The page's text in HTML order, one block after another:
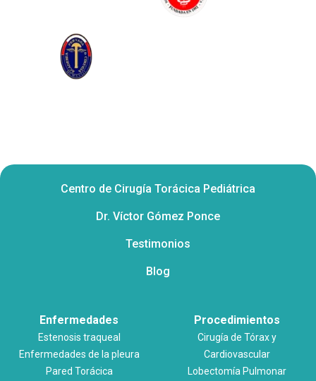
Centro de Cirugía Torácica Pediátrica
Dr. Víctor Gómez Ponce
Testimonios
Blog
Enfermedades
Estenosis traqueal
Enfermedades de la pleura
Pared Torácica
Procedimientos
Cirugía de Tórax y
Cardiovascular
Lobectomía Pulmonar